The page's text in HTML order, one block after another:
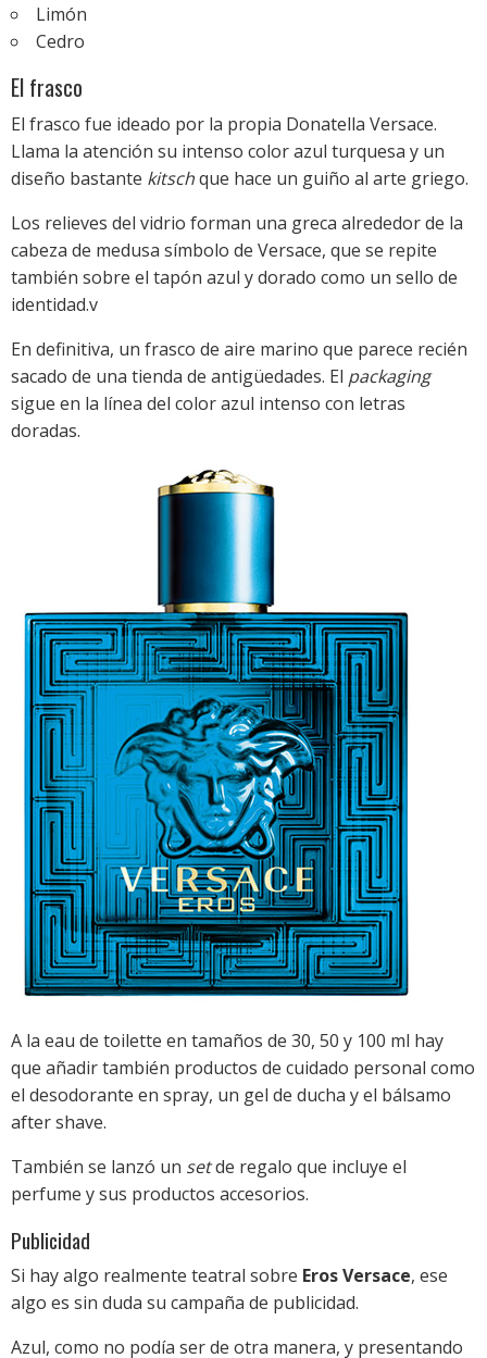
Limón
Cedro
El frasco
El frasco fue ideado por la propia Donatella Versace.
Llama la atención su intenso color azul turquesa y un
diseño bastante kitschque hace un guiño al arte griego.
Los relieves del vidrio forman una greca alrededor de la
cabeza de medusa símbolo de Versace, que se repite
también sobre el tapón azul y dorado como un sello de
identidad.v
En definitiva, un frasco de aire marino que parece recién
sacado de una tienda de antigüedades. El packaging
sigue en la línea del color azul intenso con letras
doradas.
A la eau de toilette en tamaños de 30, 50 y 100 ml hay
que añadir también productos de cuidado personal como
el desodorante en spray, un gel de ducha y el bálsamo
after shave.
También se lanzó un setde regalo que incluye el
perfume y sus productos accesorios.
Publicidad
Si hay algo realmente teatral sobre Eros Versace, ese
algo es sin duda su campaña de publicidad.
Azul, como no podía ser de otra manera, y presentando